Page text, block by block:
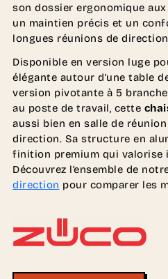
son dossier ergonomique
un maintien précis et un
longues réunions de
Disponible en version luge
élégante autour d’une table
version pivotante à 5
au poste de travail, cette
aussi bien en salle de réunion
direction. Sa structure en
finition premium qui valorise
Découvrez l’ensemble de
direction pour comparer les